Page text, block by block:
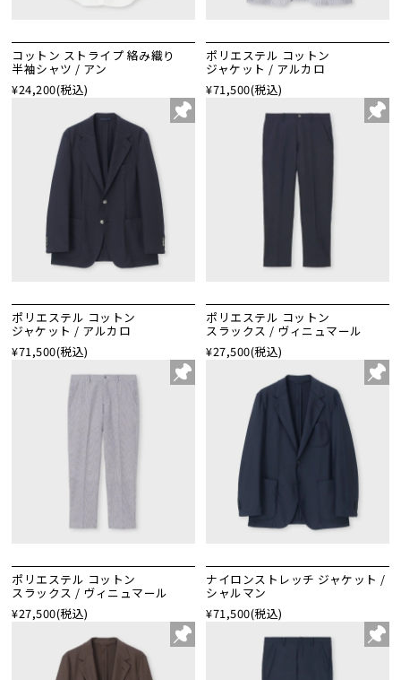
コットン ストライプ 絡み織り
半袖シャツ / アン
¥24,200(税込)
ポリエステル コットン
ジャケット / アルカロ
¥71,500(税込)
ポリエステル コットン
ジャケット / アルカロ
¥71,500(税込)
ポリエステル コットン
スラックス / ヴィニュマール
¥27,500(税込)
ポリエステル コットン
スラックス / ヴィニュマール
¥27,500(税込)
ナイロンストレッチ ジャケット /
シャルマン
¥71,500(税込)